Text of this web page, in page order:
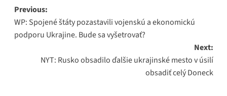
Post
navigation
Previous:
WP: Spojené štáty pozastavili vojenskú a ekonomickú
podporu Ukrajine. Bude sa vyšetrovať?
Next:
NYT: Rusko obsadilo ďalšie ukrajinské mesto v úsilí
obsadiť celý Doneck